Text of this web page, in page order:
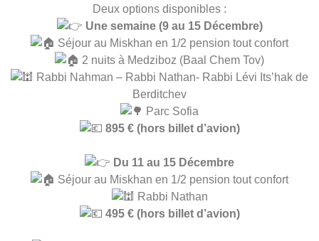
Deux options disponibles :
Une semaine (9 au 15 Décembre)
Séjour au Miskhan en 1/2 pension tout confort
2 nuits à Medziboz (Baal Chem Tov)
Rabbi Nahman – Rabbi Nathan- Rabbi Lévi Its’hak de
Berditchev
Parc Sofia
895 € (hors billet d’avion)
Du 11 au 15 Décembre
Séjour au Miskhan en 1/2 pension tout confort
Rabbi Nathan
495 € (hors billet d’avion)